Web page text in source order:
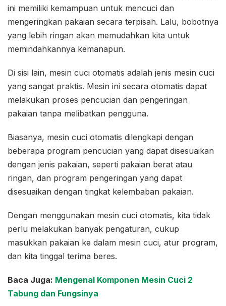
ini memiliki kemampuan untuk mencuci dan
mengeringkan pakaian secara terpisah. Lalu, bobotnya
yang lebih ringan akan memudahkan kita untuk
memindahkannya kemanapun.
Di sisi lain, mesin cuci otomatis adalah jenis mesin cuci
yang sangat praktis. Mesin ini secara otomatis dapat
melakukan proses pencucian dan pengeringan
pakaian tanpa melibatkan pengguna.
Biasanya, mesin cuci otomatis dilengkapi dengan
beberapa program pencucian yang dapat disesuaikan
dengan jenis pakaian, seperti pakaian berat atau
ringan, dan program pengeringan yang dapat
disesuaikan dengan tingkat kelembaban pakaian.
Dengan menggunakan mesin cuci otomatis, kita tidak
perlu melakukan banyak pengaturan, cukup
masukkan pakaian ke dalam mesin cuci, atur program,
dan kita tinggal terima beres.
Baca Juga: Mengenal Komponen Mesin Cuci 2
Tabung dan Fungsinya